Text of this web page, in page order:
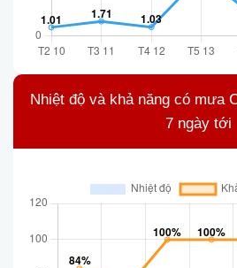
Nhiệt độ và khả năng có mưa
7 ngày tới